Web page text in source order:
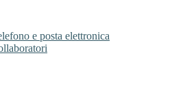
e posta elettronica